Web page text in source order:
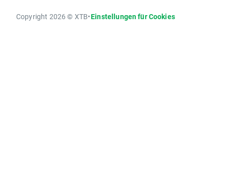
Copyright 2026 © XTB•Einstellungen für Cookies